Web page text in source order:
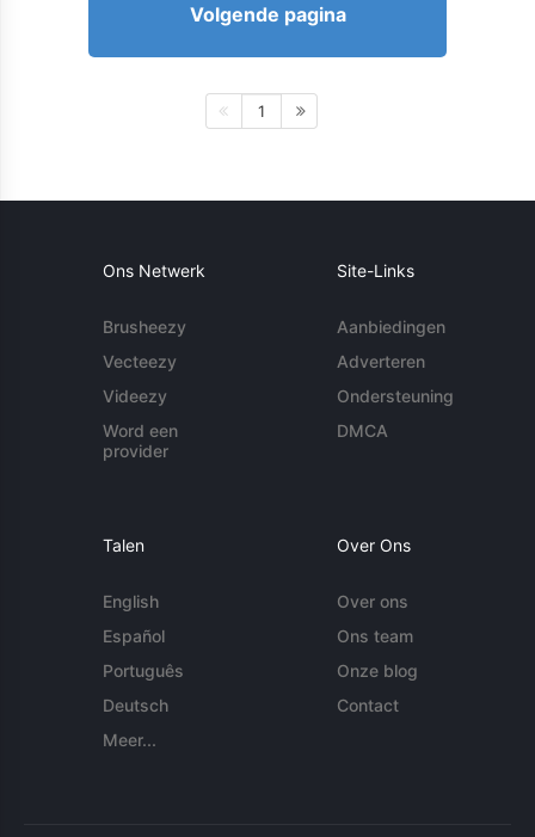
Volgende pagina
1
Ons Netwerk
Brusheezy
Vecteezy
Videezy
Word een
provider
Site-Links
Aanbiedingen
Adverteren
Ondersteuning
DMCA
Talen
English
Español
Português
Deutsch
Meer...
Over Ons
Over ons
Ons team
Onze blog
Contact